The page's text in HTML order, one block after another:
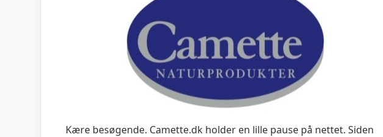
Kære besøgende. Camette.dk holder en lille pause på nettet. Siden